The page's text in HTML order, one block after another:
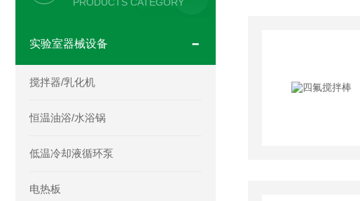
实验室器械设备
搅拌器/乳化机
恒温油浴/水浴锅
低温冷却液循环泵
电热板